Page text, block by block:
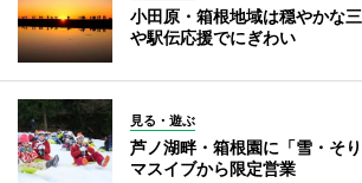
小田原・箱根地域は穏やかな
や駅伝応援でにぎわい
見る・遊ぶ
芦ノ湖畔・箱根園に「雪・そ
マスイブから限定営業